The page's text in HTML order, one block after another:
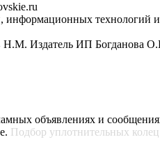
информационных технологий
Н.М. Издатель ИП Богданова
объявлениях и
Подбор уплотнительных